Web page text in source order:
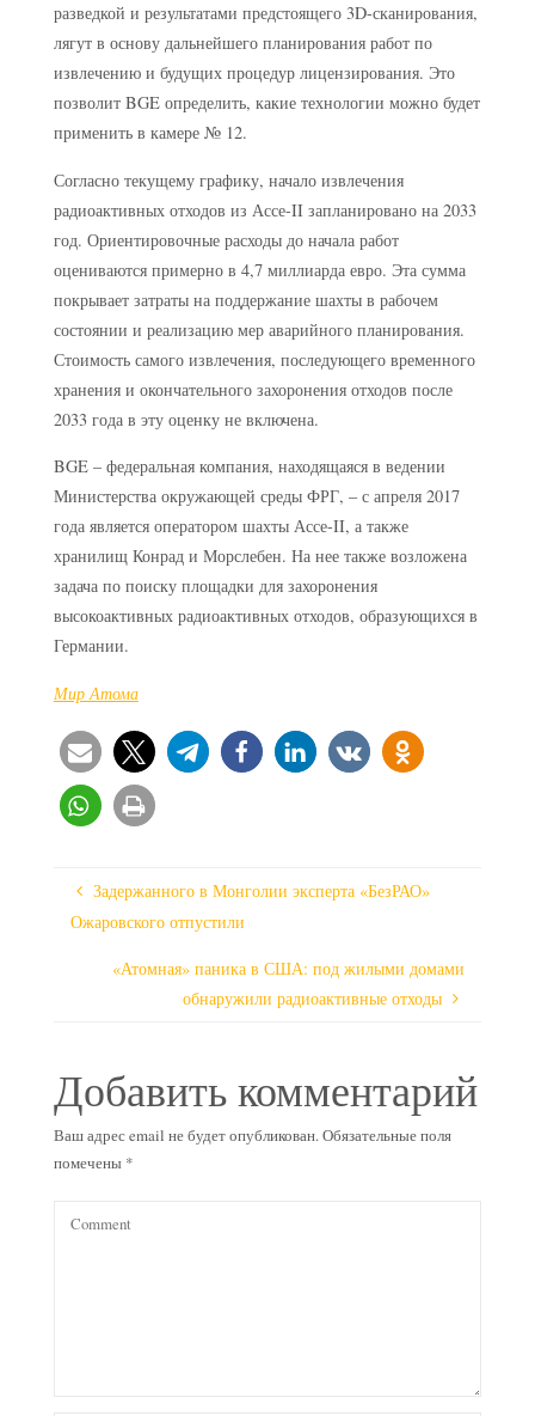
разведкой и результатами предстоящего 3D-сканирования,
лягут в основу дальнейшего планирования работ по
извлечению и будущих процедур лицензирования. Это
позволит BGE определить, какие технологии можно будет
применить в камере № 12.
Согласно текущему графику, начало извлечения
радиоактивных отходов из Ассе-II запланировано на 2033
год. Ориентировочные расходы до начала работ
оцениваются примерно в 4,7 миллиарда евро. Эта сумма
покрывает затраты на поддержание шахты в рабочем
состоянии и реализацию мер аварийного планирования.
Стоимость самого извлечения, последующего временного
хранения и окончательного захоронения отходов после
2033 года в эту оценку не включена.
BGE – федеральная компания, находящаяся в ведении
Министерства окружающей среды ФРГ, – с апреля 2017
года является оператором шахты Ассе-II, а также
хранилищ Конрад и Морслебен. На нее также возложена
задача по поиску площадки для захоронения
высокоактивных радиоактивных отходов, образующихся в
Германии.
Мир Атома
Задержанного в Монголии эксперта «БезРАО»
Ожаровского отпустили
«Атомная» паника в США: под жилыми домами
обнаружили радиоактивные отходы
Добавить комментарий
Ваш адрес email не будет опубликован.Обязательные поля
помечены *